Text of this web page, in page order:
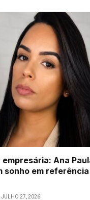
empresária: Ana
sonho em
JULHO 27, 2026